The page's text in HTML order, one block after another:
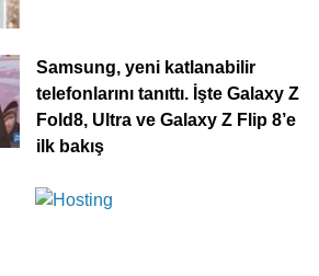
Samsung, yeni katlanabilir
telefonlarını tanıttı. İşte Galaxy Z
Fold8, Ultra ve Galaxy Z Flip 8’e
ilk bakış